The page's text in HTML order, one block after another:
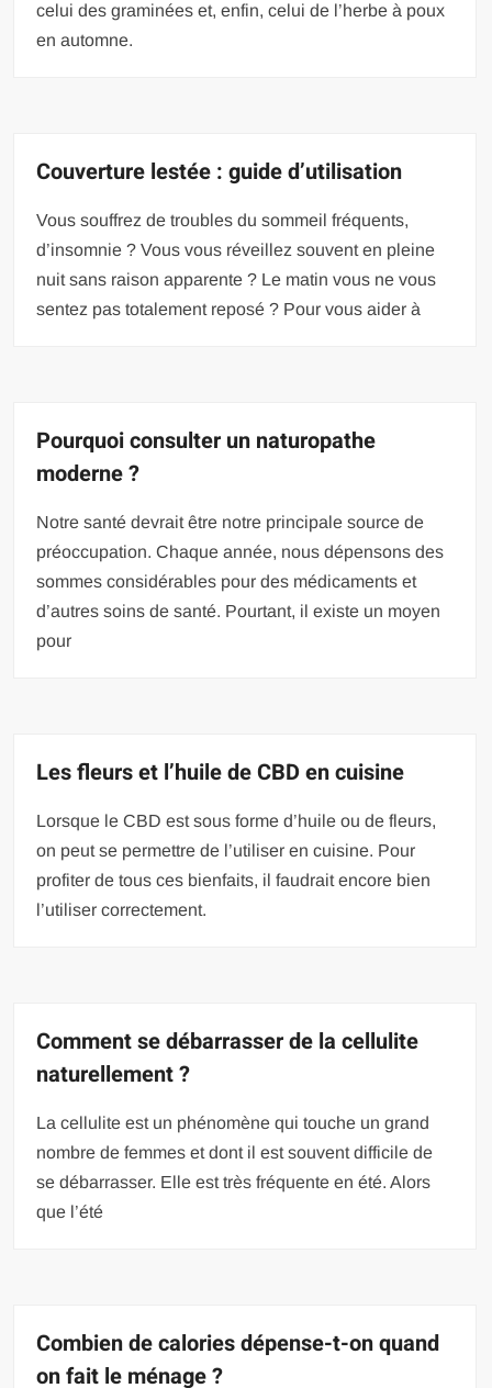
celui des graminées et, enfin, celui de l’herbe à poux
en automne.
Couverture lestée : guide d’utilisation
Vous souffrez de troubles du sommeil fréquents,
d’insomnie ? Vous vous réveillez souvent en pleine
nuit sans raison apparente ? Le matin vous ne vous
sentez pas totalement reposé ? Pour vous aider à
Pourquoi consulter un naturopathe
moderne ?
Notre santé devrait être notre principale source de
préoccupation. Chaque année, nous dépensons des
sommes considérables pour des médicaments et
d’autres soins de santé. Pourtant, il existe un moyen
pour
Les fleurs et l’huile de CBD en cuisine
Lorsque le CBD est sous forme d’huile ou de fleurs,
on peut se permettre de l’utiliser en cuisine. Pour
profiter de tous ces bienfaits, il faudrait encore bien
l’utiliser correctement.
Comment se débarrasser de la cellulite
naturellement ?
La cellulite est un phénomène qui touche un grand
nombre de femmes et dont il est souvent difficile de
se débarrasser. Elle est très fréquente en été. Alors
que l’été
Combien de calories dépense-t-on quand
on fait le ménage ?